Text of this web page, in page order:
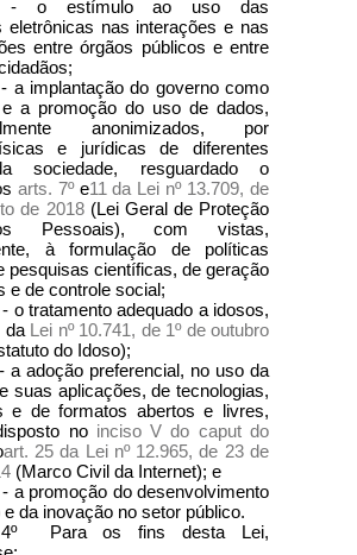
- o estímulo ao uso das
eletrônicas nas interações e nas
entre órgãos públicos e entre
a implantação do governo como
e a promoção do uso de dados,
anonimizados, por
e jurídicas de diferentes
sociedade, resguardado o
arts. 7ºe11 da Lei nº 13.709, de
de 2018(Lei Geral de Proteção
Pessoais), com vistas,
à formulação de políticas
pesquisas científicas, de geração
e de controle social;
o tratamento adequado a idosos,
da Lei nº 10.741, de 1º de outubro
do Idoso);
a adoção preferencial, no uso da
suas aplicações, de tecnologias,
e de formatos abertos e livres,
no inciso V do caput do
art. 25 da Lei nº 12.965, de 23 de
(Marco Civil da Internet); e
a promoção do desenvolvimento
da inovação no setor público.
Para os fins desta Lei,